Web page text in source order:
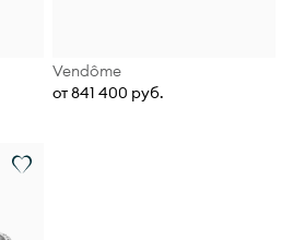
Vendôme
от 841 400 руб.